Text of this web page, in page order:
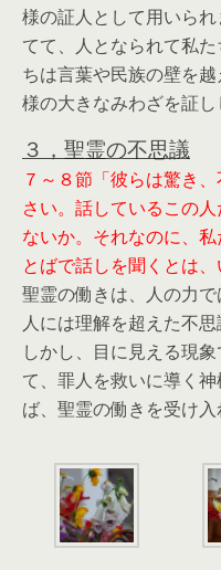
様の証人として用いら
てて、人となられて私
ちは言葉や民族の壁を
様の大きなみわざを証し
３，聖霊の不思議
７～８節「彼らは驚き
さい。話しているこの
ないか。それなのに、
とばで話しを聞くとは
聖霊の働きは、人の力
人には理解を超えた不思
しかし、目に見える現
て、罪人を救いに導く
ば、聖霊の働きを受け入